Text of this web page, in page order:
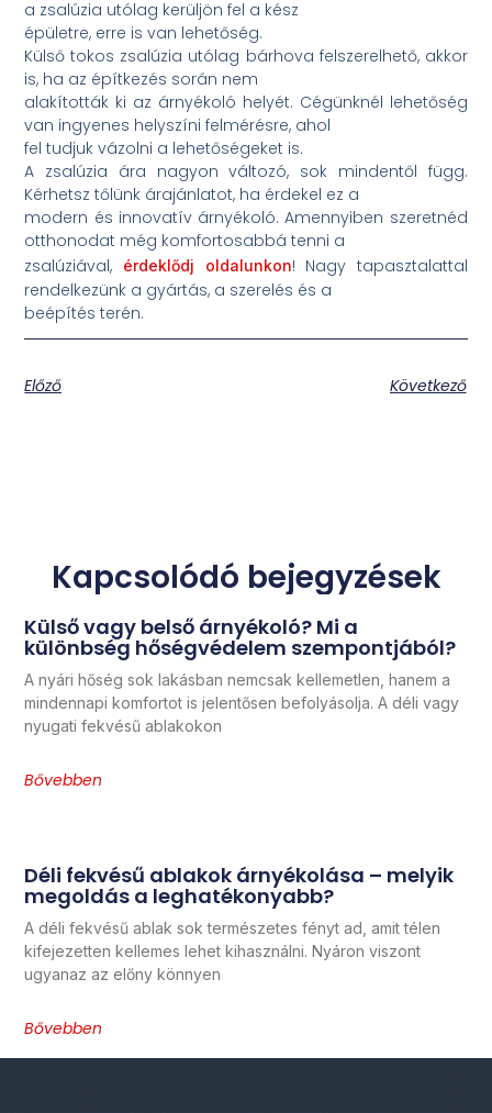
a zsalúzia utólag kerüljön fel a kész
épületre, erre is van lehetőség.
Külső tokos zsalúzia utólag bárhova felszerelhető, akkor
is, ha az építkezés során nem
alakították ki az árnyékoló helyét. Cégünknél lehetőség
van ingyenes helyszíni felmérésre, ahol
fel tudjuk vázolni a lehetőségeket is.
A zsalúzia ára nagyon változó, sok mindentől függ.
Kérhetsz tőlünk árajánlatot, ha érdekel ez a
modern és innovatív árnyékoló. Amennyiben szeretnéd
otthonodat még komfortosabbá tenni a
zsalúziával,
érdeklődj oldalunkon! Nagy tapasztalattal
rendelkezünk a gyártás, a szerelés és a
beépítés terén.
Előző Következő
Kapcsolódó bejegyzések
Külső vagy belső árnyékoló? Mi a
különbség hőségvédelem szempontjából?
A nyári hőség sok lakásban nemcsak kellemetlen, hanem a
mindennapi komfortot is jelentősen befolyásolja. A déli vagy
nyugati fekvésű ablakokon
Bővebben
Déli fekvésű ablakok árnyékolása – melyik
megoldás a leghatékonyabb?
A déli fekvésű ablak sok természetes fényt ad, amit télen
kifejezetten kellemes lehet kihasználni. Nyáron viszont
ugyanaz az előny könnyen
Bővebben